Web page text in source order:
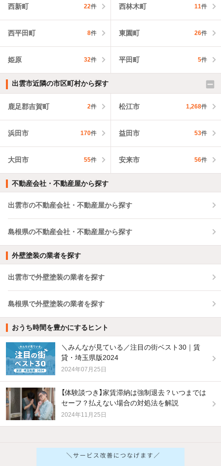
西新町 22件 西林木町 11件
西平田町 8件 東園町 26件
姫原 32件 平田町 5件
出雲市近隣の市区町村から探す
鹿足郡吉賀町 2件 松江市 1,268件
浜田市 170件 益田市 53件
大田市 55件 安来市 56件
不動産会社・不動産屋から探す
出雲市の不動産会社・不動産屋から探す
島根県の不動産会社・不動産屋から探す
外壁塗装の業者を探す
出雲市で外壁塗装の業者を探す
島根県で外壁塗装の業者を探す
おうち時間を豊かにするヒント
＼みんなが見ている／注目の街ベスト30｜賃
貸・埼玉県版2024
2024年07月25日
【体験談つき】家賃滞納は強制退去？いつまでは
セーフ？払えない場合の対処法を解説
2024年11月25日